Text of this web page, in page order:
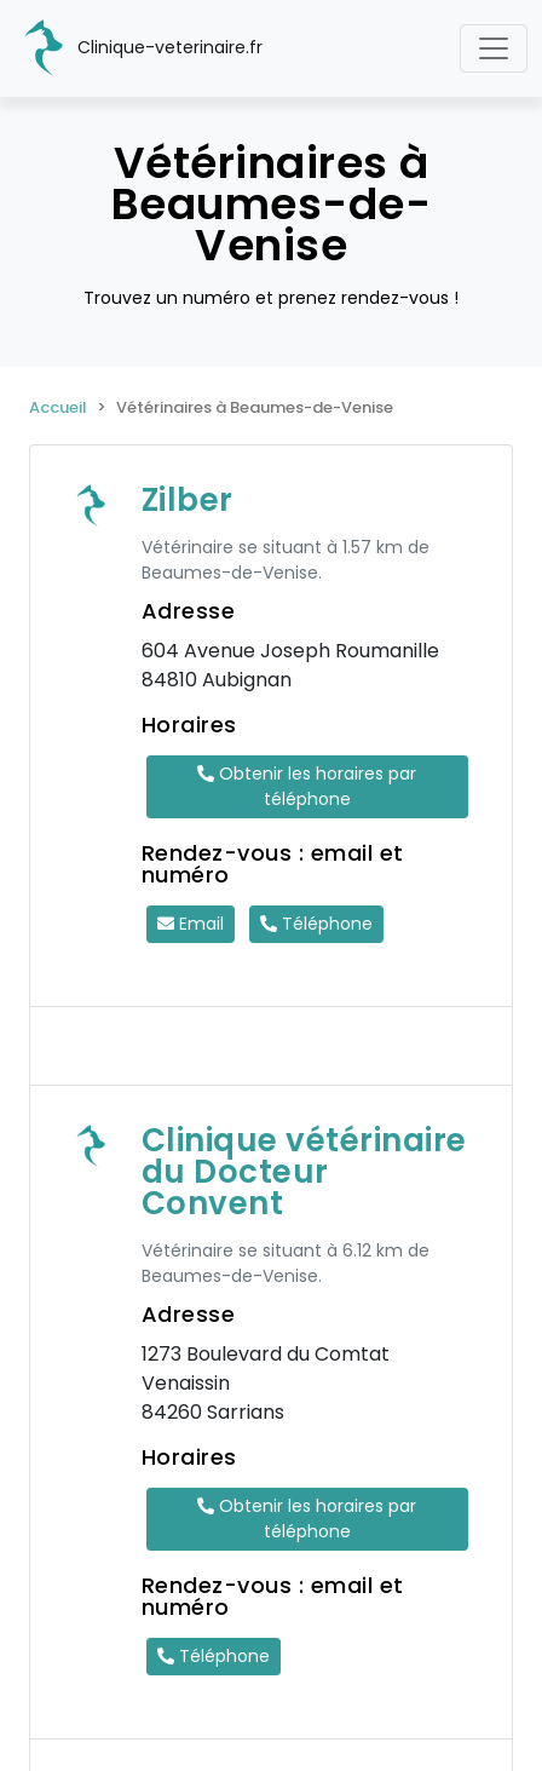
Clinique-veterinaire.fr
Vétérinaires à
Beaumes-de-
Venise
Trouvez un numéro et prenez rendez-vous !
Accueil Vétérinaires à Beaumes-de-Venise
Zilber
Vétérinaire se situant à 1.57 km de
Beaumes-de-Venise.
Adresse
604 Avenue Joseph Roumanille
84810 Aubignan
Horaires
Obtenir les horaires par
téléphone
Rendez-vous : email et
numéro
Email Téléphone
Clinique vétérinaire
du Docteur
Convent
Vétérinaire se situant à 6.12 km de
Beaumes-de-Venise.
Adresse
1273 Boulevard du Comtat
Venaissin
84260 Sarrians
Horaires
Obtenir les horaires par
téléphone
Rendez-vous : email et
numéro
Téléphone